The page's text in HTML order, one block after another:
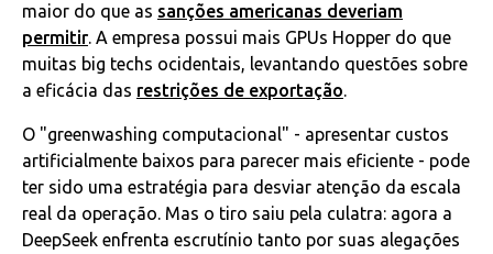
maior do que as sanções americanas deveriam
permitir. A empresa possui mais GPUs Hopper do que
muitas big techs ocidentais, levantando questões sobre
a eficácia das restrições de exportação.
O "greenwashing computacional" - apresentar custos
artificialmente baixos para parecer mais eficiente - pode
ter sido uma estratégia para desviar atenção da escala
real da operação. Mas o tiro saiu pela culatra: agora a
DeepSeek enfrenta escrutínio tanto por suas alegações